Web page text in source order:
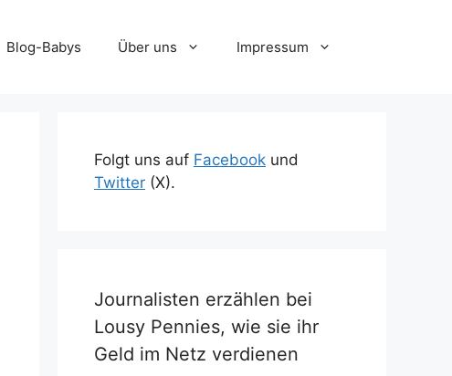
Blog-Babys Über uns Impressum
Folgt uns auf Facebook und
Twitter (X).
Journalisten erzählen bei
Lousy Pennies, wie sie ihr
Geld im Netz verdienen